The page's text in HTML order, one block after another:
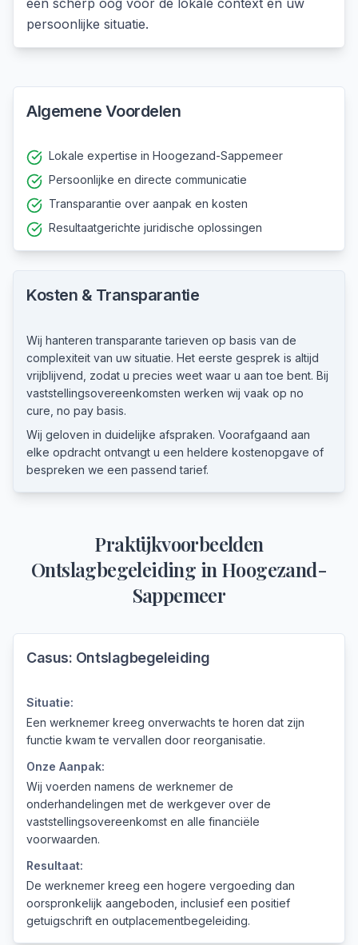
een scherp oog voor de lokale context en uw
persoonlijke situatie.
Algemene Voordelen
Lokale expertise in Hoogezand-Sappemeer
Persoonlijke en directe communicatie
Transparantie over aanpak en kosten
Resultaatgerichte juridische oplossingen
Kosten & Transparantie
Wij hanteren transparante tarieven op basis van de
complexiteit van uw situatie. Het eerste gesprek is altijd
vrijblijvend, zodat u precies weet waar u aan toe bent. Bij
vaststellingsovereenkomsten werken wij vaak op no
cure, no pay basis.
Wij geloven in duidelijke afspraken. Voorafgaand aan
elke opdracht ontvangt u een heldere kostenopgave of
bespreken we een passend tarief.
Praktijkvoorbeelden
Ontslagbegeleiding in Hoogezand-
Sappemeer
Casus: Ontslagbegeleiding
Situatie:
Een werknemer kreeg onverwachts te horen dat zijn
functie kwam te vervallen door reorganisatie.
Onze Aanpak:
Wij voerden namens de werknemer de
onderhandelingen met de werkgever over de
vaststellingsovereenkomst en alle financiële
voorwaarden.
Resultaat:
De werknemer kreeg een hogere vergoeding dan
oorspronkelijk aangeboden, inclusief een positief
getuigschrift en outplacementbegeleiding.